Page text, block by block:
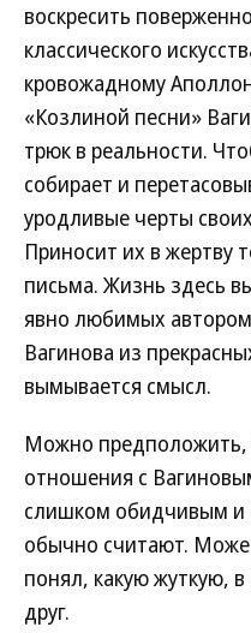
воскресить
классического
кровожадному
«Козлиной песни»
трюк в реальности.
собирает и
уродливые черты
Приносит их в жертву
письма. Жизнь здесь
явно любимых
Вагинова из
вымывается смысл.
Можно предположить,
отношения с
слишком обидчивым и
обычно считают.
понял, какую жуткую,
друг.